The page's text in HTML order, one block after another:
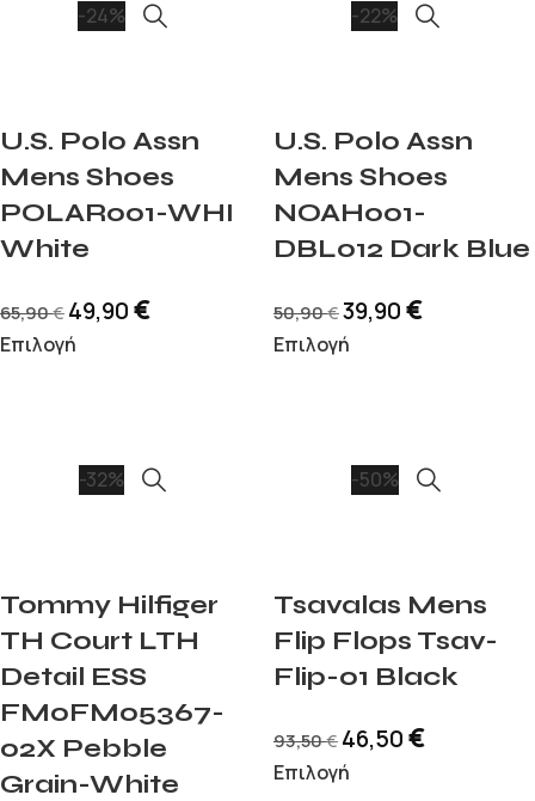
-24%
U.S. Polo Assn
Mens Shoes
POLAR001-WHI
White
65,90€ 49,90€
Επιλογή
-22%
U.S. Polo Assn
Mens Shoes
NOAH001-
DBL012 Dark Blue
50,90€39,90€
Επιλογή
-32%
Tommy Hilfiger
TH Court LTH
Detail ESS
FM0FM05367-
02X Pebble
Grain-White
-50%
Tsavalas Mens
Flip Flops Tsav-
Flip-01 Black
93,50€ 46,50€
Επιλογή